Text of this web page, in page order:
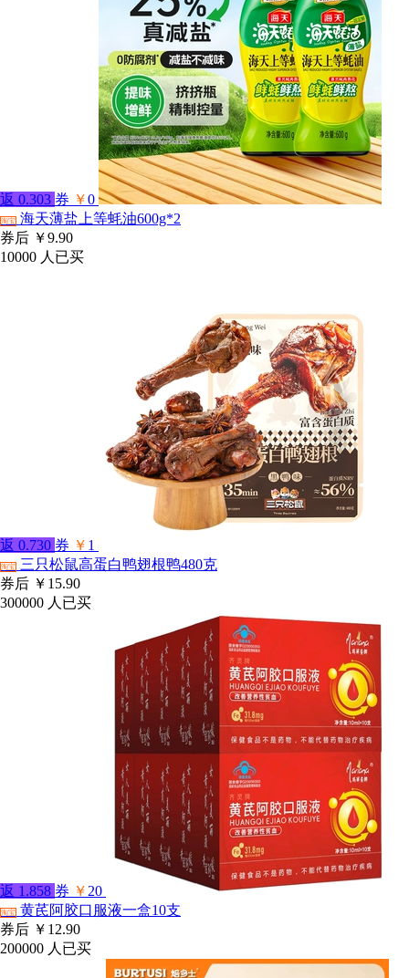
返 0.303 券 ￥0
淘宝 海天薄盐上等蚝油600g*2
券后 ￥9.90
10000 人已买
返 0.730 券 ￥ 1
淘宝
三只松鼠高蛋白鸭翅根鸭480克
券后 ￥15.90
300000 人已买
返 1.858 券 ￥ 20
淘宝 黄芪阿胶口服液一盒10支
券后 ￥12.90
200000 人已买